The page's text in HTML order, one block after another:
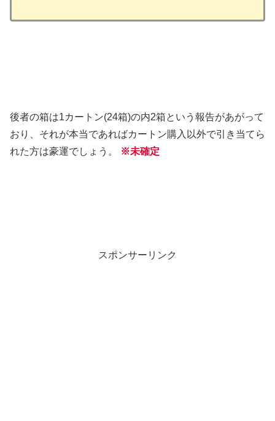
後者の箱は1カートン(24箱)の内2箱という報告があがって
おり、それが本当であればカートン購入以外で引き当てら
れた方は豪運でしょう。
※未確定
スポンサーリンク